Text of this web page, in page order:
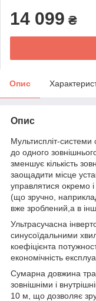
14 099 ₴
Опис
Опис
Мультиспліт-системи
до одного
зменшує кількість
заощадити місце
управлятися окремо
(що зручно,
вже зроблений,а в
Ультрасучасна
синусоїдальними
коефіцієнта
економічність
Сумарна довжина
зовнішніми і
10 м, що дозволяє